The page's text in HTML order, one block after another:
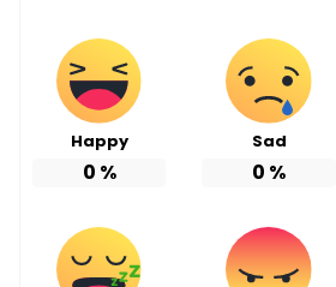
Happy
0 %
Sad
0 %